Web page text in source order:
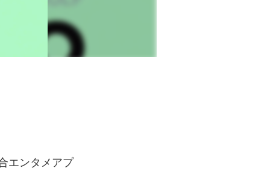
エンタメアプ